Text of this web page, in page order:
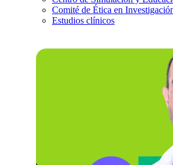
Comité de Ética en
Estudios clínicos